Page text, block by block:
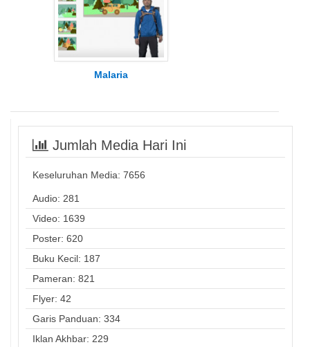
Malaria
Jumlah Media Hari Ini
Keseluruhan Media: 7656
Audio: 281
Video: 1639
Poster: 620
Buku Kecil: 187
Pameran: 821
Flyer: 42
Garis Panduan: 334
Iklan Akhbar: 229